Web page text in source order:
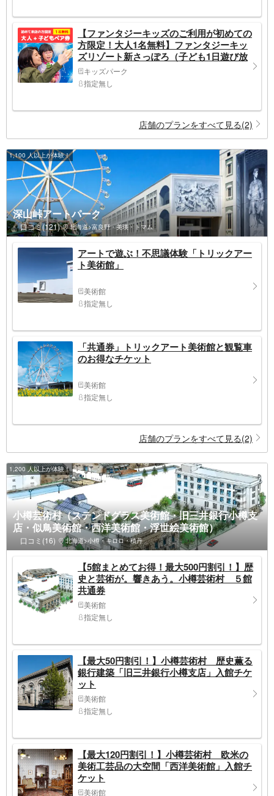
【ファンタジーキッズのご利用が初めての
方限定！大人1名無料】ファンタジーキッ
ズリゾート新さっぽろ（子ども1日遊び放
題）
キッズパーク
指定無し
店舗のプランをすべて見る(2)
1,100 人以上が体験！
深山峠アートパーク
口コミ(121) 北海道>富良野・美瑛・トマム
アートで遊ぶ！不思議体験「トリックアー
ト美術館」
美術館
指定無し
「共通券」トリックアート美術館と観覧車
のお得なチケット
美術館
指定無し
店舗のプランをすべて見る(2)
1,200 人以上が体験！
小樽芸術村（ステンドグラス美術館・旧三井銀行小樽支
店・似鳥美術館・西洋美術館・浮世絵美術館）
口コミ(16) 北海道>小樽・キロロ・積丹
【5館まとめてお得！最大500円割引！】歴
史と芸術が。響きあう。小樽芸術村 ５館
共通券
美術館
指定無し
【最大50円割引！】小樽芸術村 歴史薫る
銀行建築「旧三井銀行小樽支店」入館チケ
ット
美術館
指定無し
【最大120円割引！】小樽芸術村 欧米の
美術工芸品の大空間「西洋美術館」入館チ
ケット
美術館